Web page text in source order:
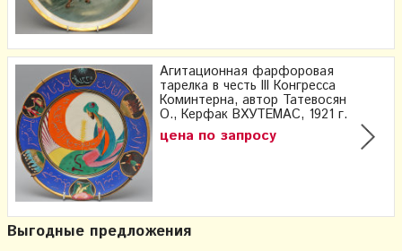
Агитационная фарфоровая
тарелка в честь III Конгресса
Коминтерна, автор Татевосян
О., Керфак ВХУТЕМАС, 1921 г.
цена по запросу
Выгодные предложения